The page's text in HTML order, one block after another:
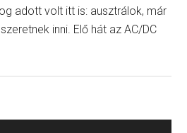
adott volt itt is: ausztrálok, már
inni. Elő hát az AC/DC